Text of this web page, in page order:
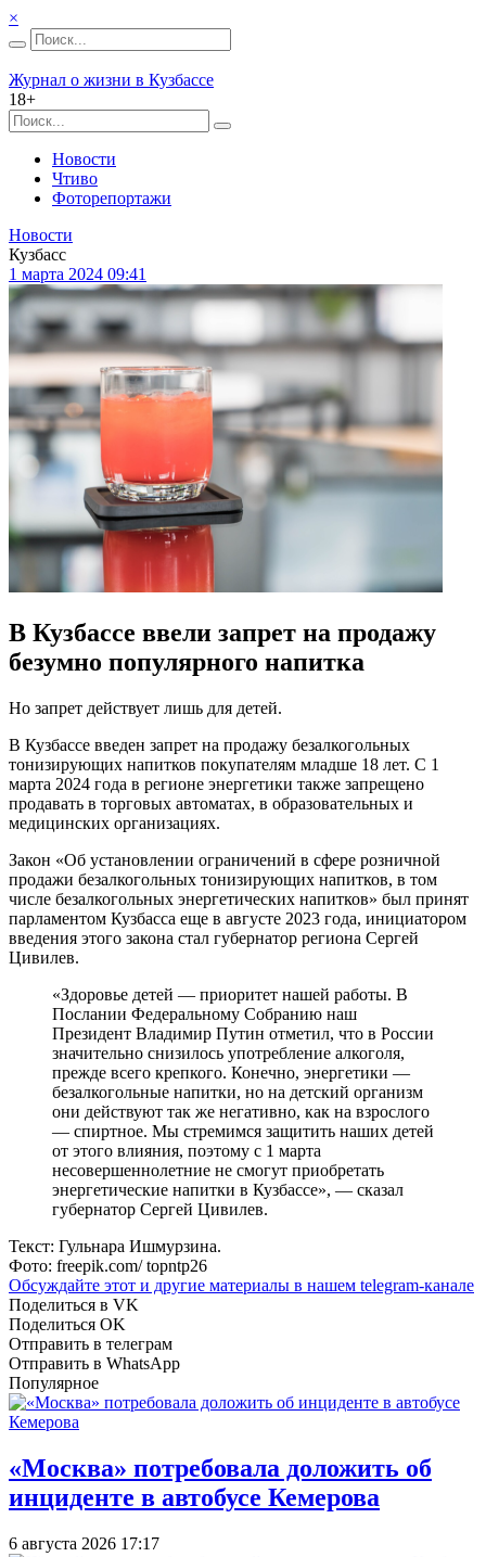
×
Журнал о жизни в Кузбассе
18+
Новости
Чтиво
Фоторепортажи
Новости
Кузбасс
1 марта 2024 09:41
В Кузбассе ввели запрет на продажу
безумно популярного напитка
Но запрет действует лишь для детей.
В Кузбассе введен запрет на продажу безалкогольных
тонизирующих напитков покупателям младше 18 лет. С 1
марта 2024 года в регионе энергетики также запрещено
продавать в торговых автоматах, в образовательных и
медицинских организациях.
Закон «Об установлении ограничений в сфере розничной
продажи безалкогольных тонизирующих напитков, в том
числе безалкогольных энергетических напитков» был принят
парламентом Кузбасса еще в августе 2023 года, инициатором
введения этого закона стал губернатор региона Сергей
Цивилев.
«Здоровье детей — приоритет нашей работы. В
Послании Федеральному Собранию наш
Президент Владимир Путин отметил, что в России
значительно снизилось употребление алкоголя,
прежде всего крепкого. Конечно, энергетики —
безалкогольные напитки, но на детский организм
они действуют так же негативно, как на взрослого
— спиртное. Мы стремимся защитить наших детей
от этого влияния, поэтому с 1 марта
несовершеннолетние не смогут приобретать
энергетические напитки в Кузбассе», — сказал
губернатор Сергей Цивилев.
Текст: Гульнара Ишмурзина.
Фото: freepik.com/ topntp26
Обсуждайте этот и другие материалы в нашем telegram-канале
Поделиться в VK
Поделиться OK
Отправить в телеграм
Отправить в WhatsApp
Популярное
«Москва» потребовала доложить об
инциденте в автобусе Кемерова
6 августа 2026 17:17